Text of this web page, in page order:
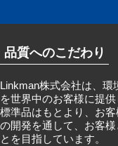
品質へのこだわり
Linkman株式会社は、環
を世界中のお客様に提供
標準品はもとより、お
の開発を通して、お客
とを目指しています。